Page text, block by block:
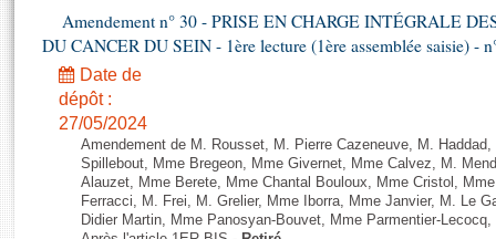
Propositions de loi
Amendements
Textes adoptés
Rapports d'information
Rapports d'enquête
Rapports législatifs
Rapports sur l'application des lois
Histoire
Juniors
Anciennes législatures
Liens vers les sites publics
Photos libres de droit
Amendement n° 30 - PRISE EN CHARGE INTÉGRALE
DU CANCER DU SEIN - 1ère lecture (1ère assemblée saisie) -
Date de
dépôt :
27/05/2024
Amendement de M. Rousset, M. Pierre Cazeneuve, M.
Spillebout, Mme Bregeon, Mme Givernet, Mme Calvez, M.
Alauzet, Mme Berete, Mme Chantal Bouloux, Mme Cristol,
Ferracci, M. Frei, M. Grelier, Mme Iborra, Mme Janvier, M. Le
Didier Martin, Mme Panosyan-Bouvet, Mme Parmentier-